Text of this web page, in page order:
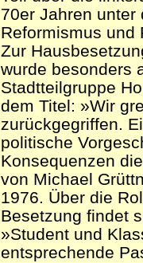
70er Jahren unter
Reformismus und
Zur
wurde besonders
Stadtteilgruppe
dem Titel: »Wir
zurückgegriffen.
politische
Konsequenzen
von Michael
1976. Über die
Besetzung findet
»Student und
entsprechende